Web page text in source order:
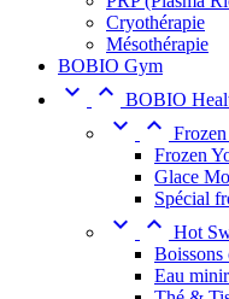
Cryothérapie
Mésothérapie
BOBIO Gym
  BOBIO
 
Frozen
Glace
Spécial
  Hot
Boissons
Eau